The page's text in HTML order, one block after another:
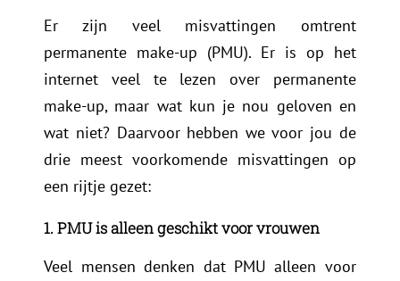
Er zijn veel misvattingen omtrent
permanente make-up (PMU). Er is op het
internet veel te lezen over permanente
make-up, maar wat kun je nou geloven en
wat niet? Daarvoor hebben we voor jou de
drie meest voorkomende misvattingen op
een rijtje gezet:
1. PMU is alleen geschikt voor vrouwen
Veel mensen denken dat PMU alleen voor